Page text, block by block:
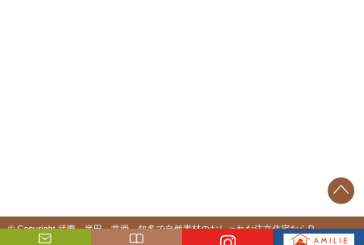
© Copyright 武豊、半田、常滑、知多で自然素材のおしゃれな注文住宅ならR-